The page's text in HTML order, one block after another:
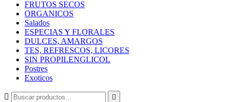
FRUTOS SECOS
ORGANICOS
Salados
ESPECIAS Y FLORALES
DULCES, AMARGOS
TES, REFRESCOS, LICORES
SIN PROPILENGLICOL
Postres
Exoticos
 